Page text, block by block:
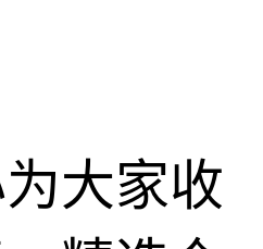
大家收